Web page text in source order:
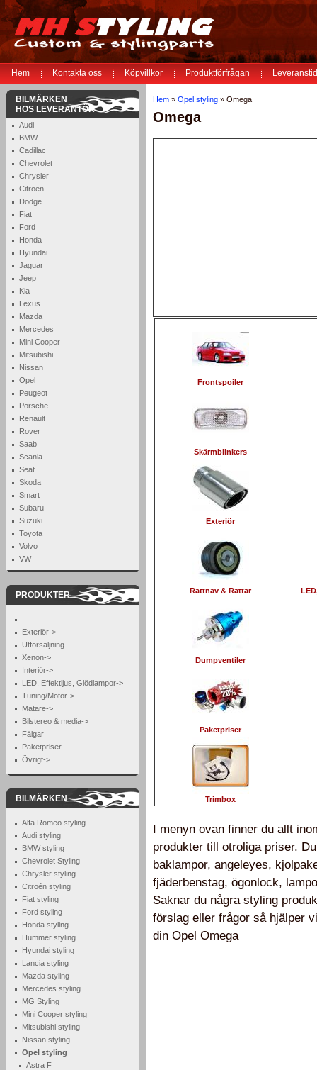
Hem Kontakta oss Köpvillkor Produktförfrågan
BILMÄRKEN
HOS LEVERANTÖR
Audi
BMW
Cadillac
Chevrolet
Chrysler
Citroën
Dodge
Fiat
Ford
Honda
Hyundai
Jaguar
Jeep
Kia
Lexus
Mazda
Mercedes
Mini Cooper
Mitsubishi
Nissan
Opel
Peugeot
Porsche
Renault
Rover
Saab
Scania
Seat
Skoda
Smart
Subaru
Suzuki
Toyota
Volvo
VW
PRODUKTER
Exteriör->
Utförsäljning
Xenon->
Interiör->
LED, Effektljus, Glödlampor->
Tuning/Motor->
Mätare->
Bilstereo & media->
Fälgar
Paketpriser
Övrigt->
BILMÄRKEN
Alfa Romeo styling
Audi styling
BMW styling
Chevrolet Styling
Chrysler styling
Citroén styling
Fiat styling
Ford styling
Honda styling
Hummer styling
Hyundai styling
Lancia styling
Mazda styling
Mercedes styling
MG Styling
Mini Cooper styling
Mitsubishi styling
Nissan styling
Opel styling
Astra F
Hem » Opel styling » Omega
Omega
Frontspoiler
Skärmblinkers
Exteriör
Rattnav & Rattar
Dumpventiler
Paketpriser
Trimbox
I menyn ovan finner du allt
produkter till otroliga priser.
baklampor, angeleyes,
fjäderbenstag, ögonlock,
Saknar du några styling
förslag eller frågor så hjälper
din Opel Omega